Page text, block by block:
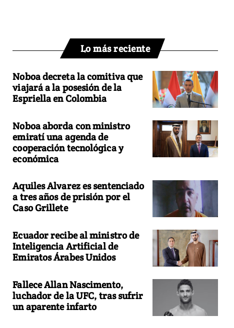
Lo más reciente
Noboa decreta la comitiva que
viajará a la posesión de la
Espriella en Colombia
Noboa aborda con ministro
emiratí una agenda de
cooperación tecnológica y
económica
Aquiles Alvarez es sentenciado
a tres años de prisión por el
Caso Grillete
Ecuador recibe al ministro de
Inteligencia Artificial de
Emiratos Árabes Unidos
Fallece Allan Nascimento,
luchador de la UFC, tras sufrir
un aparente infarto